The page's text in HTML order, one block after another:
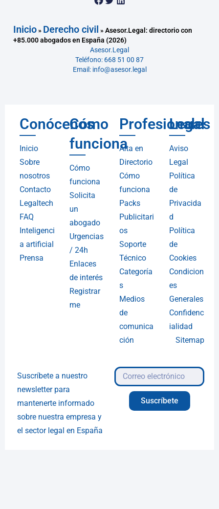
Inicio» Derecho civil »Asesor.Legal: directorio con
+85.000 abogados en España (2026)
Asesor.Legal
Teléfono: 668 51 00 87
Email: info@asesor.legal
Conócenos
Inicio
Sobre
nosotros
Contacto
Legaltech
FAQ
Inteligenci
a artificial
Prensa
Cómo
funciona
Cómo
funciona
Solicita
un
abogado
Urgencias
/ 24h
Enlaces
de interés
Registrar
me
Profesionales
Alta en
Directorio
Cómo
funciona
Packs
Publicitari
os
Soporte
Técnico
Categoría
s
Medios
de
comunica
ción
Legal
Aviso
Legal
Política
de
Privacida
d
Política
de
Cookies
Condicion
es
Generales
Confidenc
ialidad
Sitemap
Suscríbete a nuestro
newsletter para
mantenerte informado
sobre nuestra empresa y
el sector legal en España
Suscríbete